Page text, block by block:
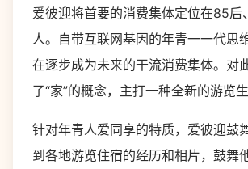
爱彼迎将首要的消费集体定位在85后
人。自带互联网基因的年青一一代思
在逐步成为未来的干流消费集体。对
了“家”的概念，主打一种全新的游览生
针对年青人爱同享的特质，爱彼迎鼓
到各地游览住宿的经历和相片，鼓舞